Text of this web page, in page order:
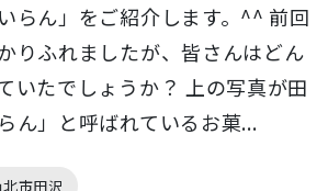
らん」をご紹介します。^^ 前回
りふれましたが、皆さんはどん
いたでしょうか？ 上の写真が田
ん」と呼ばれているお菓...
市田沢